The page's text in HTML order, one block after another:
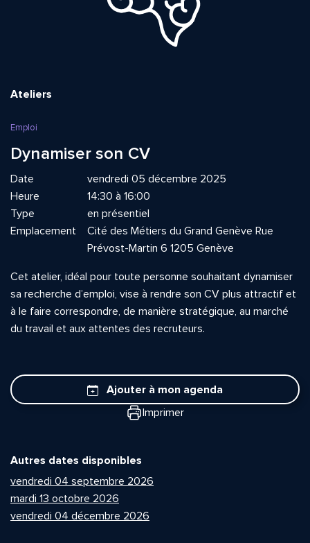
Ateliers
Emploi
Dynamiser son CV
Date
vendredi 05 décembre 2025
Heure
14:30 à 16:00
Type
en présentiel
Emplacement
Cité des Métiers du Grand Genève Rue
Prévost-Martin 6 1205 Genève
Cet atelier, idéal pour toute personne souhaitant dynamiser
sa recherche d’emploi, vise à rendre son CV plus attractif et
à le faire correspondre, de manière stratégique, au marché
du travail et aux attentes des recruteurs.
Ajouter à mon agenda
Imprimer
Autres dates disponibles
vendredi 04 septembre 2026
mardi 13 octobre 2026
vendredi 04 décembre 2026